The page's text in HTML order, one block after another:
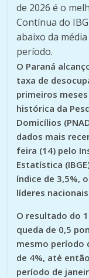
de 2026 é o
Contínua do
abaixo da
período.
O Paraná
taxa de
primeiros
histórica da
Domicílios
dados mais
feira (14) pelo
Estatística
índice de 3,5%,
líderes
O resultado do
queda de 0,5
mesmo período
de 4%, até
período de